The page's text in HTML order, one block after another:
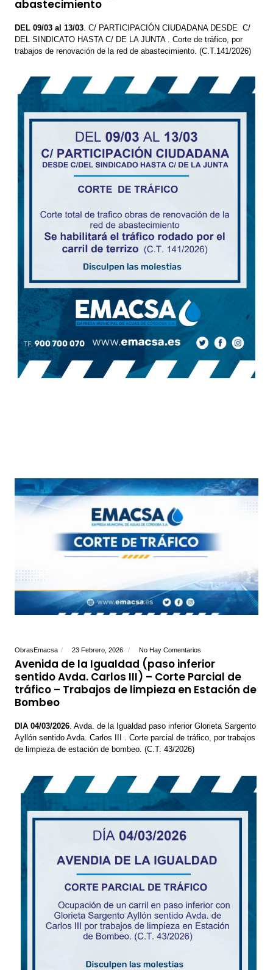
abastecimiento
DEL 09/03 al 13/03. C/ PARTICIPACIÓN CIUDADANA DESDE C/
DEL SINDICATO HASTA C/ DE LA JUNTA . Corte de tráfico, por
trabajos de renovación de la red de abastecimiento. (C.T.141/2026)
ObrasEmacsa 23 Febrero, 2026 No Hay Comentarios
Avenida de la Igualdad (paso inferior
sentido Avda. Carlos III) – Corte Parcial de
tráfico – Trabajos de limpieza en Estación de
Bombeo
DIA 04/03/2026. Avda. de la Igualdad paso inferior Glorieta Sargento
Ayllón sentido Avda. Carlos III . Corte parcial de tráfico, por trabajos
de limpieza de estación de bombeo. (C.T. 43/2026)